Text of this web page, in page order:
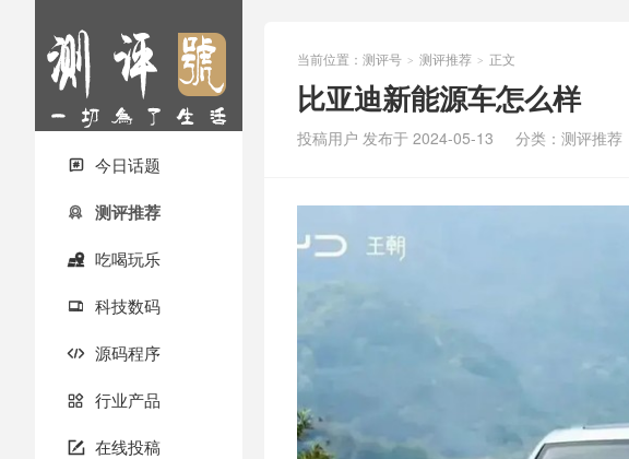
 今日话题
 测评推荐
 吃喝玩乐
 科技数码
 源码程序
 行业产品
 在线投稿
当前位置： 测评号 > 测评推荐 > 正文
比亚迪新能源车怎么样
投稿用户 发布于 2024-05-13 分类： 测评推荐